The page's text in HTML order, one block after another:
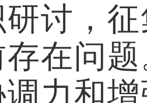
研讨，
存在问
调力和